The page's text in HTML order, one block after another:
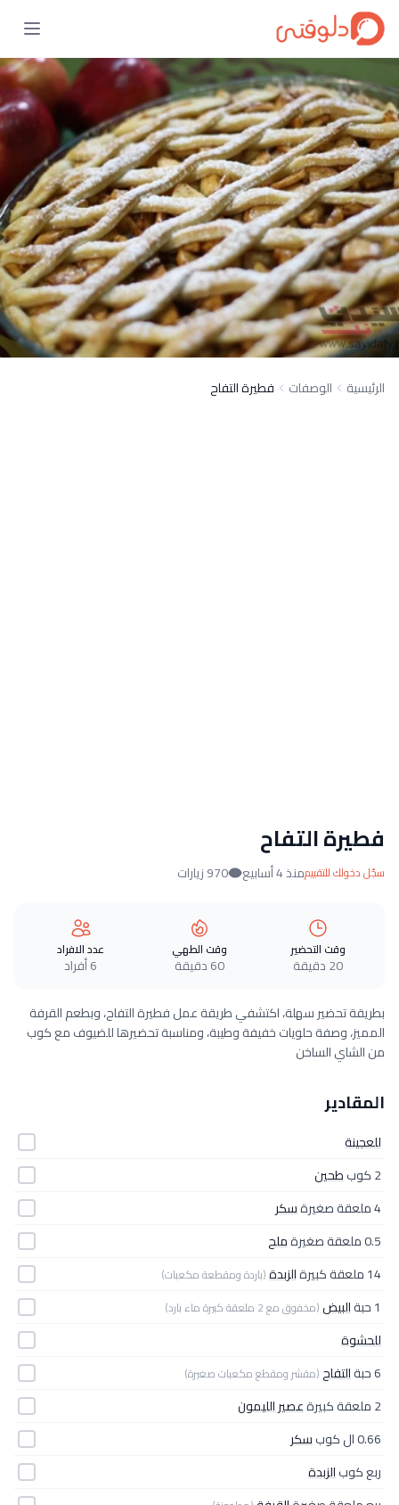
الرئيسية الوصفات فطيرة التفاح
فطيرة التفاح
سجّل دخولك للتقييممنذ 4 أسابيع 970 زيارات
وقت التحضير
20 دقيقة
وقت الطهي
60 دقيقة
عدد الافراد
6 أفراد
بطريقة تحضير سهلة، اكتشفي طريقة عمل فطيرة التفاح، وبطعم القرفة
المميز، وصفة حلويات خفيفة وطيبة، ومناسبة تحضيرها للضيوف مع كوب
من الشاي الساخن
المقادير
للعجينة
2 كوب
طحين
4 ملعقة صغيرة
سكر
0.5 ملعقة صغيرة
ملح
14 ملعقة كبيرة
الزبدة(باردة ومقطعة مكعبات)
1 حبة البيض(مخفوق مع 2 ملعقة كبيرة ماء بارد)
للحشوة
6 حبة
التفاح(مقشر ومقطع مكعبات صغيرة)
2 ملعقة كبيرة
عصير الليمون
0.66 ال كوب
سكر
ربع كوبالزبدة